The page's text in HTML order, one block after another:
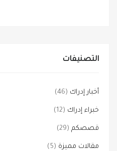
التصنيفات
أخبار إدراك (46)
خبراء إدراك (12)
قصصكم (29)
مقالات مميزة (5)